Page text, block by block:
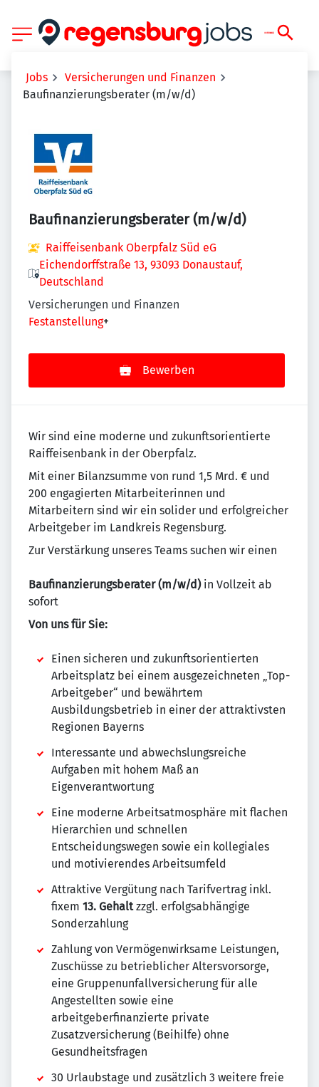
Jobs
Versicherungen und Finanzen
Baufinanzierungsberater (m/w/d)
Baufinanzierungsberater (m/w/d)
Raiffeisenbank Oberpfalz Süd eG
Eichendorffstraße 13, 93093 Donaustauf,
Deutschland
Versicherungen und Finanzen
Festanstellung+
Bewerben
Wir sind eine moderne und zukunftsorientierte
Raiffeisenbank in der Oberpfalz.
Mit einer Bilanzsumme von rund 1,5 Mrd. € und
200 engagierten Mitarbeiterinnen und
Mitarbeitern sind wir ein solider und erfolgreicher
Arbeitgeber im Landkreis Regensburg.
Zur Verstärkung unseres Teams suchen wir einen
Baufinanzierungsberater (m/w/d)in Vollzeit ab
sofort
Von uns für Sie:
Einen sicheren und zukunftsorientierten
Arbeitsplatz bei einem ausgezeichneten „Top-
Arbeitgeber“ und bewährtem
Ausbildungsbetrieb in einer der attraktivsten
Regionen Bayerns
Interessante und abwechslungsreiche
Aufgaben mit hohem Maß an
Eigenverantwortung
Eine moderne Arbeitsatmosphäre mit flachen
Hierarchien und schnellen
Entscheidungswegen sowie ein kollegiales
und motivierendes Arbeitsumfeld
Attraktive Vergütung nach Tarifvertrag inkl.
fixem 13. Gehaltzzgl. erfolgsabhängige
Sonderzahlung
Zahlung von Vermögenwirksame Leistungen,
Zuschüsse zu betrieblicher Altersvorsorge,
eine Gruppenunfallversicherung für alle
Angestellten sowie eine
arbeitgeberfinanzierte private
Zusatzversicherung (Beihilfe) ohne
Gesundheitsfragen
30 Urlaubstage und zusätzlich 3 weitere freie